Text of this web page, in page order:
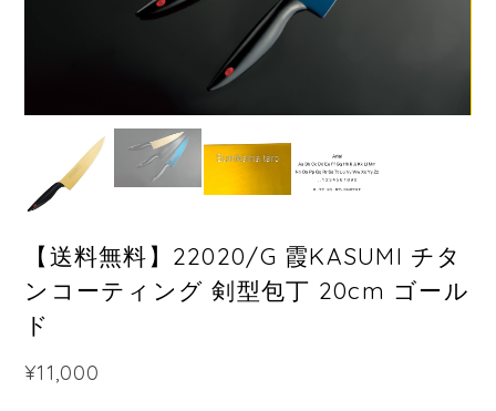
【送料無料】22020/G 霞KASUMI チタ
ンコーティング 剣型包丁 20cm ゴール
ド
¥11,000